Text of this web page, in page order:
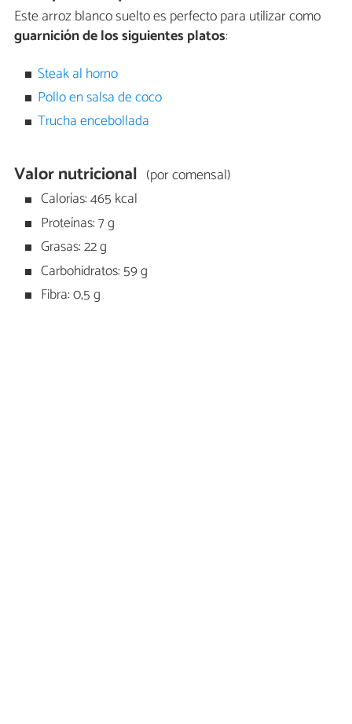
Este arroz blanco suelto es perfecto para utilizar como
guarnición de los siguientes platos:
Steak al horno
Pollo en salsa de coco
Trucha encebollada
Valor nutricional (por comensal)
Calorías: 465 kcal
Proteínas: 7 g
Grasas: 22 g
Carbohidratos: 59 g
Fibra: 0,5 g